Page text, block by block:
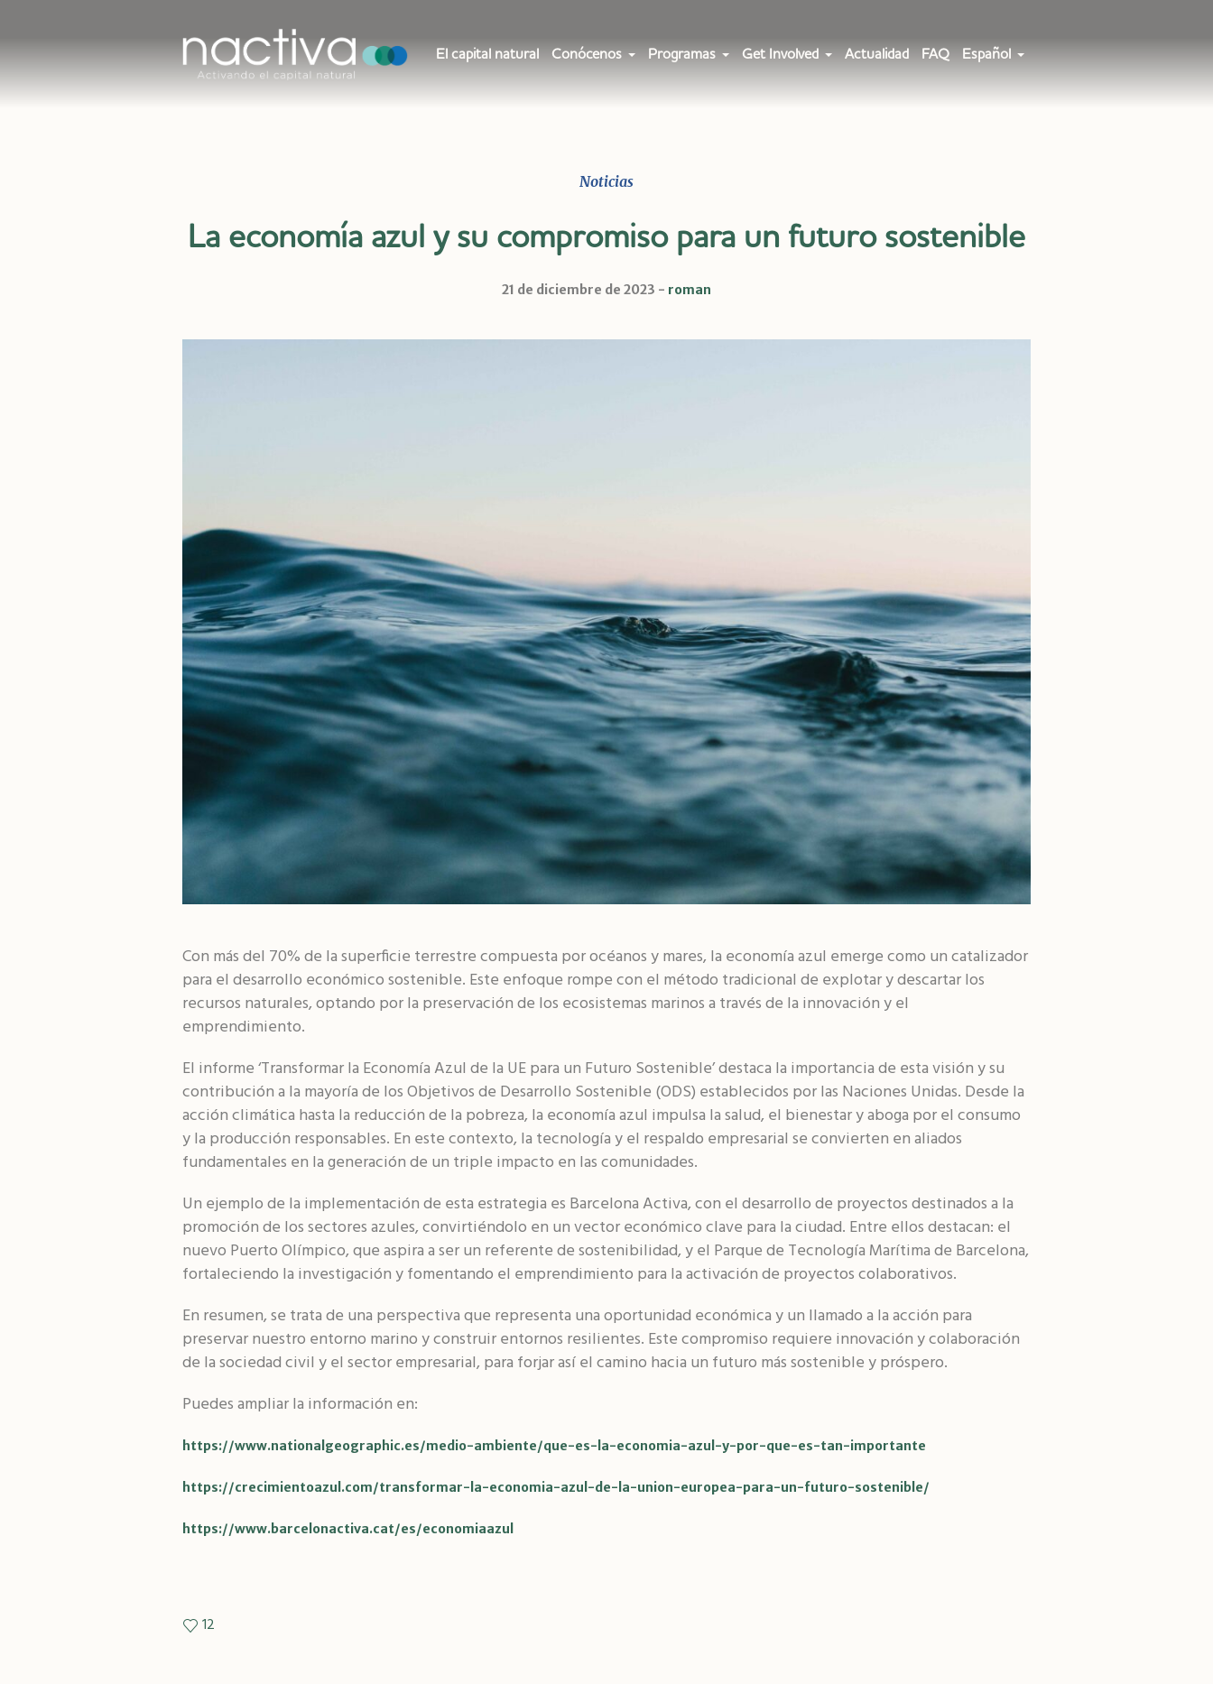
El capital natural Conócenos Programas Get Involved Actualidad FAQ Español
Noticias
La economía azul y su compromiso para un futuro sostenible
21 de diciembre de 2023 roman
Con más del 70% de la superficie terrestre compuesta por océanos y mares, la economía azul emerge como un catalizador
para el desarrollo económico sostenible. Este enfoque rompe con el método tradicional de explotar y descartar los
recursos naturales, optando por la preservación de los ecosistemas marinos a través de la innovación y el
emprendimiento.
El informe ‘Transformar la Economía Azul de la UE para un Futuro Sostenible’ destaca la importancia de esta visión y su
contribución a la mayoría de los Objetivos de Desarrollo Sostenible (ODS) establecidos por las Naciones Unidas. Desde la
acción climática hasta la reducción de la pobreza, la economía azul impulsa la salud, el bienestar y aboga por el consumo
y la producción responsables. En este contexto, la tecnología y el respaldo empresarial se convierten en aliados
fundamentales en la generación de un triple impacto en las comunidades.
Un ejemplo de la implementación de esta estrategia es Barcelona Activa, con el desarrollo de proyectos destinados a la
promoción de los sectores azules, convirtiéndolo en un vector económico clave para la ciudad. Entre ellos destacan: el
nuevo Puerto Olímpico, que aspira a ser un referente de sostenibilidad, y el Parque de Tecnología Marítima de Barcelona,
fortaleciendo la investigación y fomentando el emprendimiento para la activación de proyectos colaborativos.
En resumen, se trata de una perspectiva que representa una oportunidad económica y un llamado a la acción para
preservar nuestro entorno marino y construir entornos resilientes. Este compromiso requiere innovación y colaboración
de la sociedad civil y el sector empresarial, para forjar así el camino hacia un futuro más sostenible y próspero.
Puedes ampliar la información en:
https://www.nationalgeographic.es/medio-ambiente/que-es-la-economia-azul-y-por-que-es-tan-importante
https://crecimientoazul.com/transformar-la-economia-azul-de-la-union-europea-para-un-futuro-sostenible/
https://www.barcelonactiva.cat/es/economiaazul
12